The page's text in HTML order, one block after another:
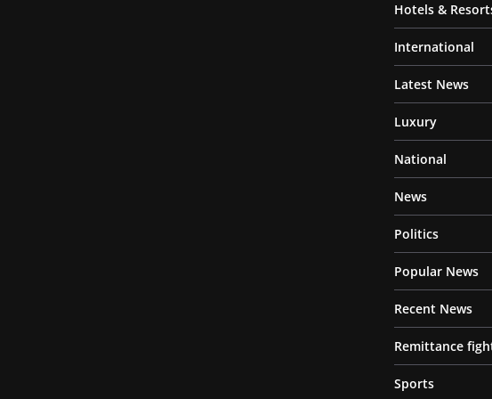
Hotels &
International
Latest News
Luxury
National
News
Politics
Popular News
Recent News
Remittance
Sports